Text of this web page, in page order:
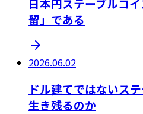
留」である
2026.06.02
ドル建てではないス
生き残るのか